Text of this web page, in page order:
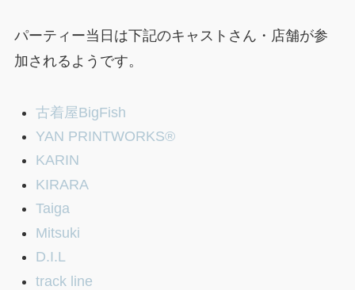
パーティー当日は下記のキャストさん・店舗が参
加されるようです。
古着屋BigFish
YAN PRINTWORKS®
KARIN
KIRARA
Taiga
Mitsuki
D.I.L
track line